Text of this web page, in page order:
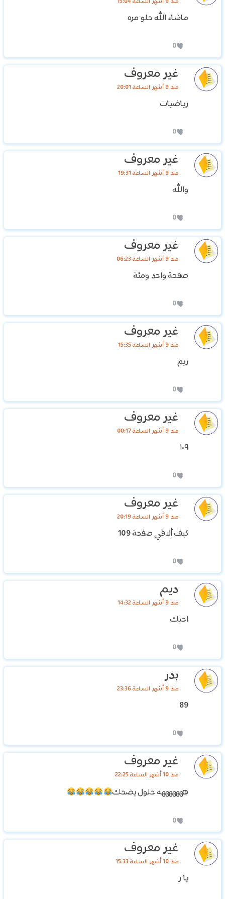
منذ 9 أشهر الساعة 15:04
ماشاء الله حلو مره
0
غير معروف
منذ 9 أشهر الساعة 20:01
رياضيات
0
غير معروف
منذ 9 أشهر الساعة 19:31
والله
0
غير معروف
منذ 9 أشهر الساعة 06:23
‏صفحة واحد ومئة
0
غير معروف
منذ 9 أشهر الساعة 15:35
ريم
0
غير معروف
منذ 9 أشهر الساعة 00:17
١٠٩
0
غير معروف
منذ 9 أشهر الساعة 20:19
‏كيف ألاقي صفحة 109
0
ديم
منذ 9 أشهر الساعة 14:32
احبك
0
‏بدر
منذ 9 أشهر الساعة 23:36
89
0
غير معروف
منذ 10 أشهر الساعة 22:25
هههههههه حلول يضحك
0
غير معروف
منذ 10 أشهر الساعة 15:33
يا ر